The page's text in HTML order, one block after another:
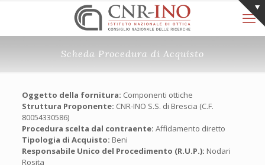
Scheda Procedura di Acquisto
Oggetto della fornitura: Componenti ottiche
Struttura Proponente: CNR-INO S.S. di Brescia (C.F.
80054330586)
Procedura scelta dal contraente: Affidamento diretto
Tipologia di Acquisto: Beni
Responsabile Unico del Procedimento (R.U.P.): Nodari
Rosita